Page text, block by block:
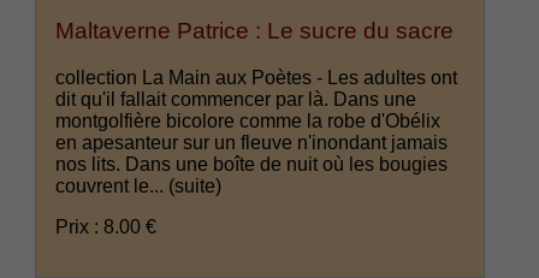
Maltaverne Patrice : Le sucre du sacre
collection La Main aux Poètes - Les adultes ont
dit qu'il fallait commencer par là. Dans une
montgolfière bicolore comme la robe d'Obélix
en apesanteur sur un fleuve n'inondant jamais
nos lits. Dans une boîte de nuit où les bougies
couvrent le... (suite)
Prix : 8.00 €